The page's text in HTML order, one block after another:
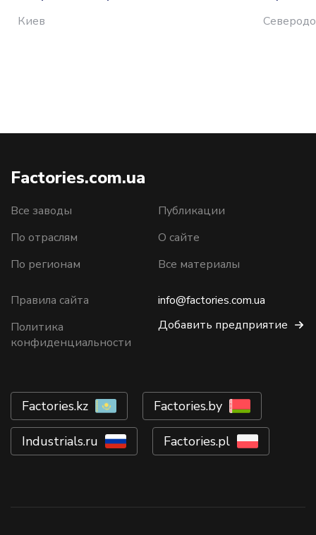
Киев
Factories.com.ua
Все заводы
По отраслям
По регионам
Публикации
О сайте
Все материалы
Правила сайта
Политика
конфиденциальности
info@factories.com.ua
Добавить предприятие
Factories.kz Factories.by
Industrials.ru Factories.pl